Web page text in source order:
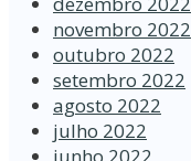
novembro 2022
outubro 2022
setembro 2022
agosto 2022
julho 2022